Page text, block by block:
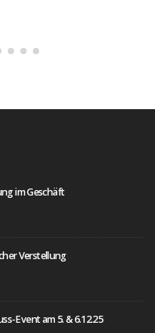
im Geschäft
Verstellung
Event am 5. & 6.12.25